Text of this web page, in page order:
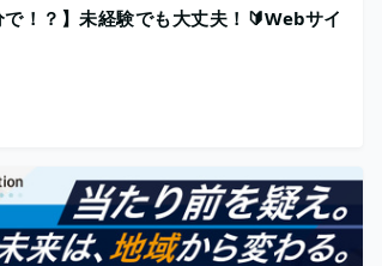
で！？】未経験でも大丈夫！🔰Webサイ